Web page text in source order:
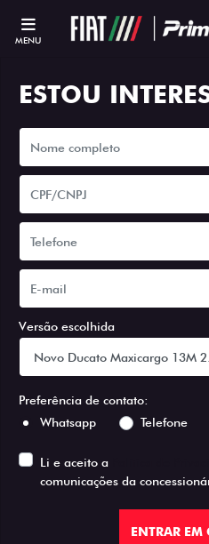
MENU
ESTOU
Versão escolhida
Preferência de contato:
Whatsapp
Telefone
Li e aceito a
comunicações da
ENTRAR EM